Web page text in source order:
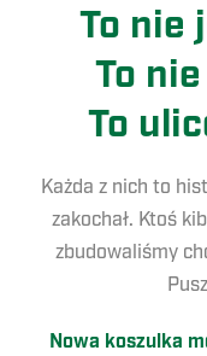
To nie
To
To
Każda z nich to
zakochał. Ktoś
zbudowaliśmy
Nowa koszulka